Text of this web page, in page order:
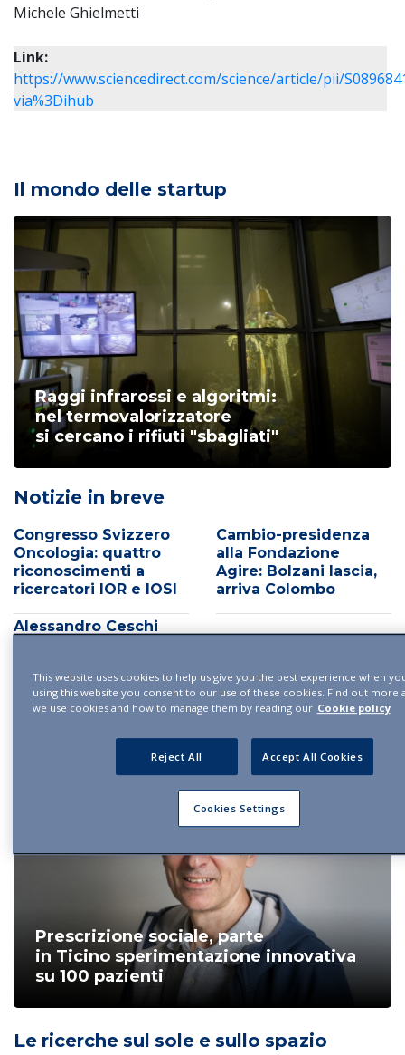
Michele Ghielmetti
Link:
https://www.sciencedirect.com/science/article/pii/
via%3Dihub
Il mondo delle startup
Raggi infrarossi e algoritmi:
nel termovalorizzatore
si cercano i rifiuti "sbagliati"
Notizie in breve
Congresso Svizzero
Oncologia: quattro
riconoscimenti a
ricercatori IOR e IOSI
Cambio-presidenza
alla Fondazione
Agire: Bolzani lascia,
arriva Colombo
Alessandro Ceschi
Organisation
Prescrizione sociale, parte
in Ticino sperimentazione innovativa
su 100 pazienti
Le ricerche sul sole e sullo spazio
This website uses cookies to help us give you the best experience when
using this website you consent to our use of these cookies. Find out more
we use cookies and how to manage them by reading our Cookie policy
Reject All Accept All Cookies
Cookies Settings